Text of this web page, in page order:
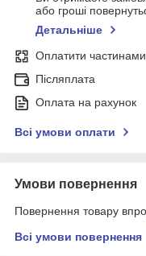
або гроші
Детальніше
Оплатити частинами
Післяплата
Оплата на рахунок
Всі умови оплати
Умови повернення
Повернення товару
Всі умови повернення